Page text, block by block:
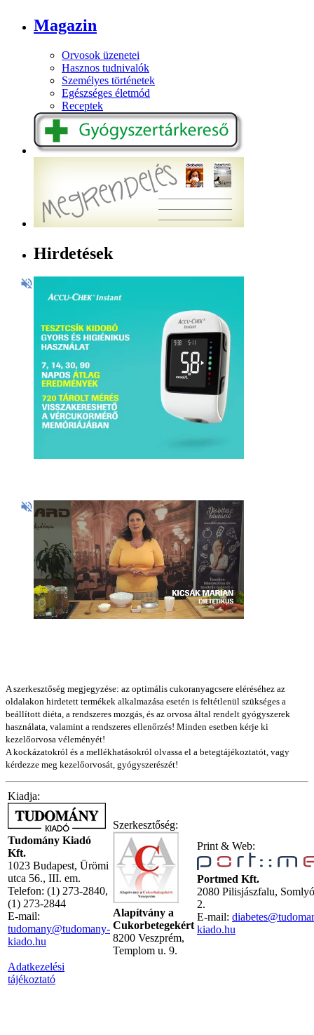
Magazin
Orvosok üzenetei
Hasznos tudnivalók
Személyes történetek
Egészséges életmód
Receptek
Hirdetések
A szerkesztőség megjegyzése: az optimális cukoranyagcsere eléréséhez az
oldalakon hirdetett termékek alkalmazása esetén is feltétlenül szükséges a
beállított diéta, a rendszeres mozgás, és az orvosa által rendelt gyógyszerek
használata, valamint a rendszeres ellenőrzés! Minden esetben kérje ki
kezelőorvosa véleményét!
A kockázatokról és a mellékhatásokról olvassa el a betegtájékoztatót, vagy
kérdezze meg kezelőorvosát, gyógyszerészét!
Kiadja:
Tudomány Kiadó
Kft.
1023 Budapest, Ürömi
utca 56., III. em.
Telefon: (1) 273-2840,
(1) 273-2844
E-mail:
tudomany@tudomany-
kiado.hu
Adatkezelési
tájékoztató
Szerkesztőség:
Alapítvány a
Cukorbetegekért
8200 Veszprém,
Templom u. 9.
Print & Web:
Portmed Kft.
2080 Pilisjászfalu,
2.
E-mail:
kiado.hu